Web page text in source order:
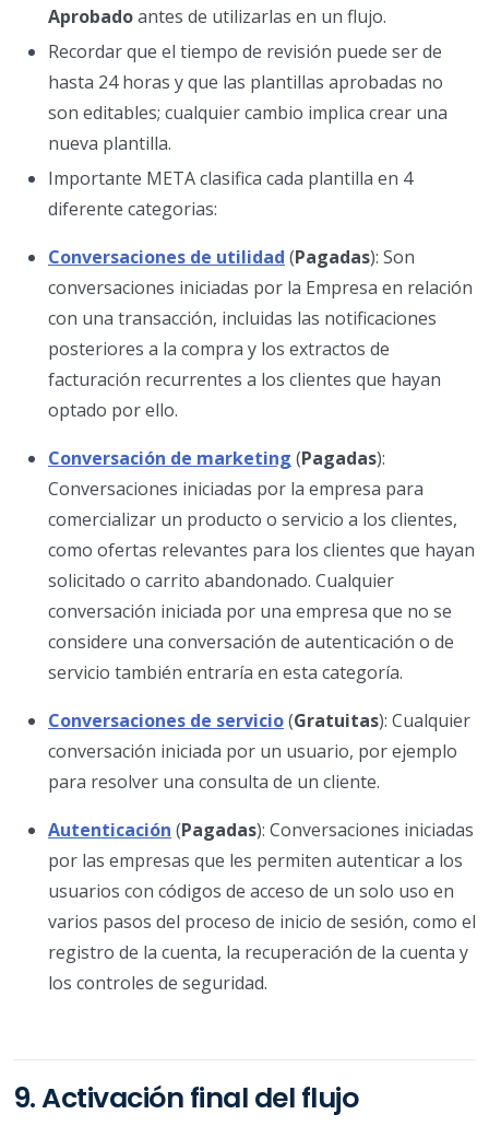
Aprobadoantes de utilizarlas en un flujo.
Recordar que el tiempo de revisión puede ser de
hasta 24 horas y que las plantillas aprobadas no
son editables; cualquier cambio implica crear una
nueva plantilla.
Importante META clasifica cada plantilla en 4
diferente categorias:
Conversaciones de utilidad (Pagadas): Son
conversaciones iniciadas por la Empresa en relación
con una transacción, incluidas las notificaciones
posteriores a la compra y los extractos de
facturación recurrentes a los clientes que hayan
optado por ello.
Conversación de marketing (Pagadas):
Conversaciones iniciadas por la empresa para
comercializar un producto o servicio a los clientes,
como ofertas relevantes para los clientes que hayan
solicitado o carrito abandonado. Cualquier
conversación iniciada por una empresa que no se
considere una conversación de autenticación o de
servicio también entraría en esta categoría.
Conversaciones de servicio(Gratuitas): Cualquier
conversación iniciada por un usuario, por ejemplo
para resolver una consulta de un cliente.
Autenticación (Pagadas): Conversaciones iniciadas
por las empresas que les permiten autenticar a los
usuarios con códigos de acceso de un solo uso en
varios pasos del proceso de inicio de sesión, como el
registro de la cuenta, la recuperación de la cuenta y
los controles de seguridad.
9. Activación final del flujo